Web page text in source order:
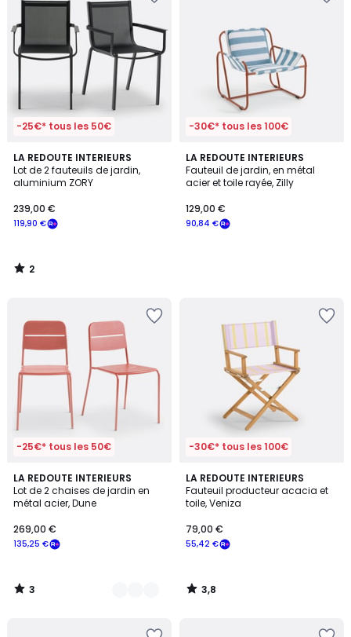
-25€* tous les 50€
LA REDOUTE INTERIEURS
Lot de 2 fauteuils de jardin,
aluminium ZORY
119,90 €
239,00 €
2
/
5
2
/
-30€* tous les 100€
LA REDOUTE INTERIEURS
Fauteuil de jardin, en métal
acier et toile rayée, Zilly
90,84 €
129,00 €
-25€* tous les 50€
LA REDOUTE INTERIEURS
Lot de 2 chaises de jardin en
métal acier, Dune
135,25 €
269,00 €
3
/
5
2
Couleurs
3
/
-30€* tous les 100€
LA REDOUTE INTERIEURS
Fauteuil producteur acacia et
toile, Veniza
55,42 €
79,00 €
3,8
/ 5
3,8
/